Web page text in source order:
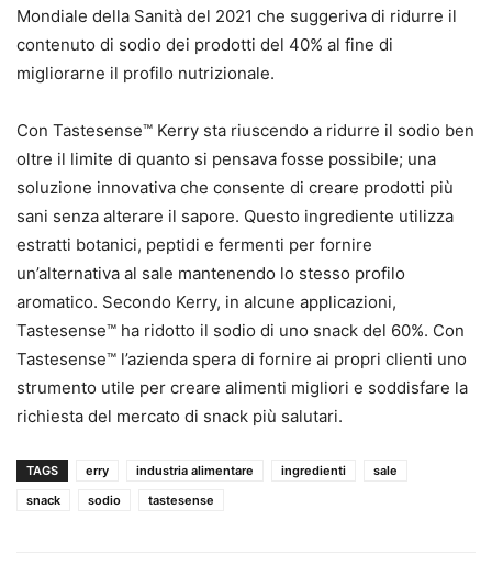
Mondiale della Sanità del 2021 che suggeriva di ridurre il
contenuto di sodio dei prodotti del 40% al fine di
migliorarne il profilo nutrizionale.
Con Tastesense™ Kerry sta riuscendo a ridurre il sodio ben
oltre il limite di quanto si pensava fosse possibile; una
soluzione innovativa che consente di creare prodotti più
sani senza alterare il sapore. Questo ingrediente utilizza
estratti botanici, peptidi e fermenti per fornire
un’alternativa al sale mantenendo lo stesso profilo
aromatico. Secondo Kerry, in alcune applicazioni,
Tastesense™ ha ridotto il sodio di uno snack del 60%. Con
Tastesense™ l’azienda spera di fornire ai propri clienti uno
strumento utile per creare alimenti migliori e soddisfare la
richiesta del mercato di snack più salutari.
TAGS erry industria alimentare ingredienti
sale
snack
sodio tastesense